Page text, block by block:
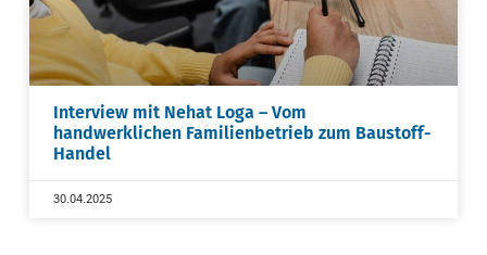
Interview mit Nehat Loga – Vom
handwerklichen Familienbetrieb zum Baustoff-
Handel
30.04.2025